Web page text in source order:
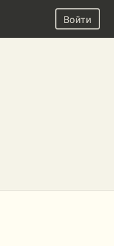
Войти